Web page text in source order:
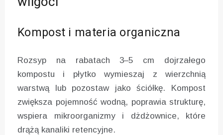
Kompost i materia organiczna
Rozsyp na rabatach 3–5 cm dojrzałego
kompostu i płytko wymieszaj z wierzchnią
warstwą lub pozostaw jako ściółkę. Kompost
zwiększa pojemność wodną, poprawia strukturę,
wspiera mikroorganizmy i dżdżownice, które
drążą kanaliki retencyjne.